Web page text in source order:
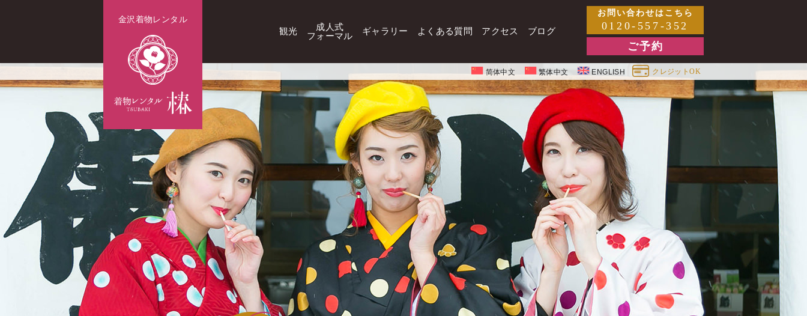
金沢着物レンタル
観光
成人式
フォーマル
ギャラリー よくある質問 アクセス ブログ
お問い合わせはこちら
0120-557-352
ご予約
简体中文 繁体中文 ENGLISH クレジットOK